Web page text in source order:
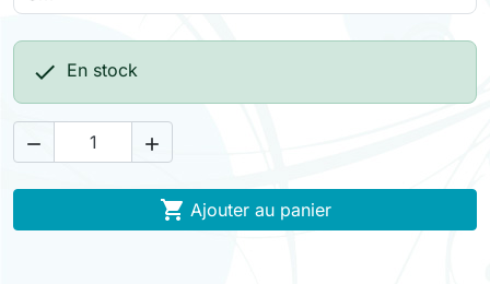
 En stock
 
 Ajouter au panier